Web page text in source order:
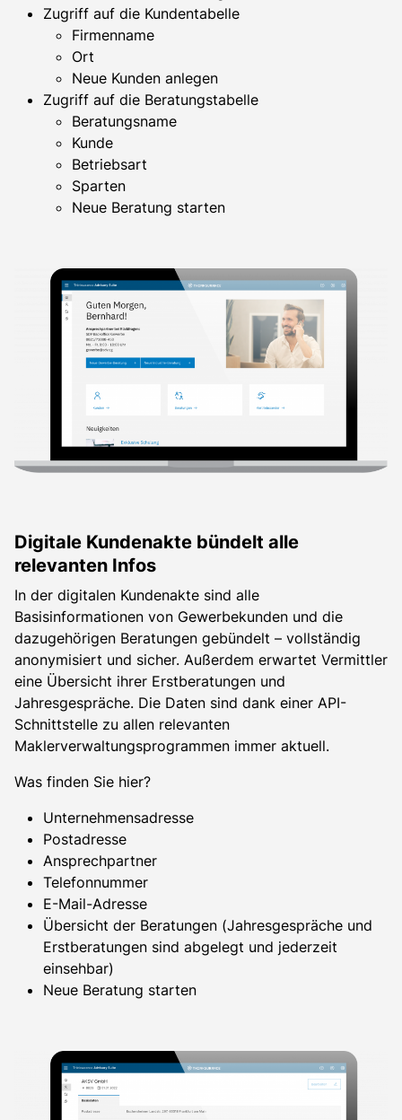
Zugriff auf die Kundentabelle
Firmenname
Ort
Neue Kunden anlegen
Zugriff auf die Beratungstabelle
Beratungsname
Kunde
Betriebsart
Sparten
Neue Beratung starten
Digitale Kundenakte bündelt alle
relevanten Infos
In der digitalen Kundenakte sind alle
Basisinformationen von Gewerbekunden und die
dazugehörigen Beratungen gebündelt – vollständig
anonymisiert und sicher. Außerdem erwartet Vermittler
eine Übersicht ihrer Erstberatungen und
Jahresgespräche. Die Daten sind dank einer API-
Schnittstelle zu allen relevanten
Maklerverwaltungsprogrammen immer aktuell.
Was finden Sie hier?
Unternehmensadresse
Postadresse
Ansprechpartner
Telefonnummer
E-Mail-Adresse
Übersicht der Beratungen (Jahresgespräche und
Erstberatungen sind abgelegt und jederzeit
einsehbar)
Neue Beratung starten